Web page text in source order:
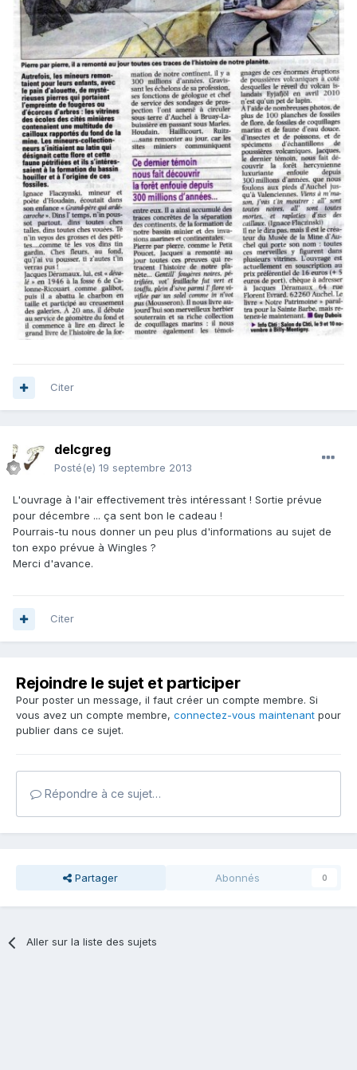
Citer
delcgreg
Posté(e) 19 septembre 2013
L'ouvrage à l'air effectivement très intéressant ! Sortie prévue
pour décembre ... ça sent bon le cadeau !
Pourrais-tu nous donner un peu plus d'informations au sujet de
ton expo prévue à Wingles ?
Merci d'avance.
Citer
Rejoindre le sujet et participer
Pour poster un message, il faut créer un compte membre. Si
vous avez un compte membre, connectez-vous maintenant pour
publier dans ce sujet.
Répondre à ce sujet…
Partager Abonnés 0
Aller sur la liste des sujets